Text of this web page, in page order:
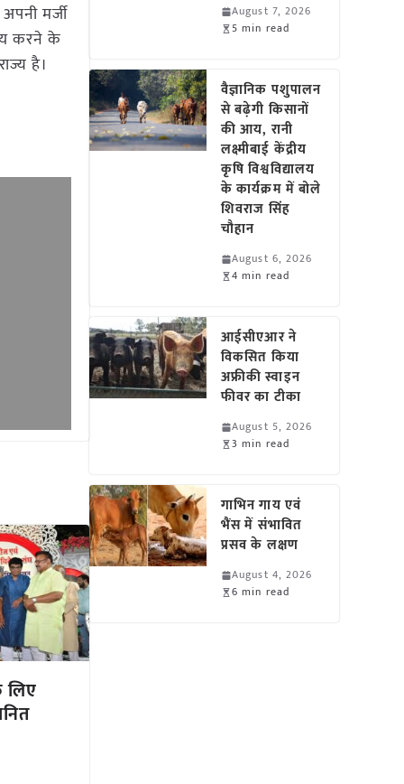
मर्जी
करने के
है।
लिए
August 7, 2026
5 min read
वैज्ञानिक पशुपालन
से बढ़ेगी किसानों
की आय, रानी
लक्ष्मीबाई केंद्रीय
कृषि विश्वविद्यालय
के कार्यक्रम में बोले
शिवराज सिंह
चौहान
August 6, 2026
4 min read
आईसीएआर ने
विकसित किया
अफ्रीकी स्वाइन
फीवर का टीका
August 5, 2026
3 min read
गाभिन गाय एवं
भैंस में संभावित
प्रसव के लक्षण
August 4, 2026
6 min read